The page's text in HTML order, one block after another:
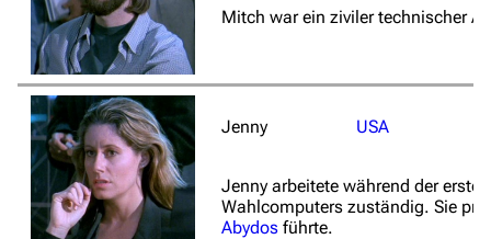
Mitch war ein ziviler technischer
Jenny USA
Jenny arbeitete während der
Wahlcomputers zuständig. Sie
Abydos führte.